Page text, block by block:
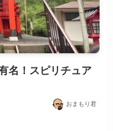
名！スピリチュア
おまもり君